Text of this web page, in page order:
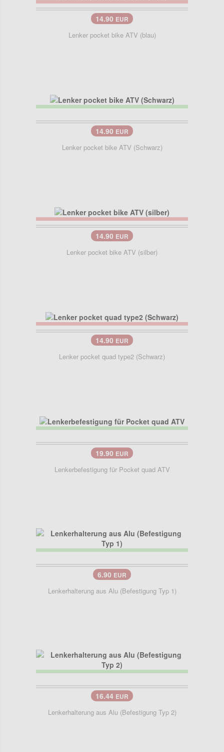
14.90 EUR
Lenker pocket bike ATV (blau)
14.90 EUR
Lenker pocket bike ATV (Schwarz)
14.90 EUR
Lenker pocket bike ATV (silber)
14.90 EUR
Lenker pocket quad type2 (Schwarz)
19.90 EUR
Lenkerbefestigung für Pocket quad ATV
6.90 EUR
Lenkerhalterung aus Alu (Befestigung Typ 1)
16.44 EUR
Lenkerhalterung aus Alu (Befestigung Typ 2)